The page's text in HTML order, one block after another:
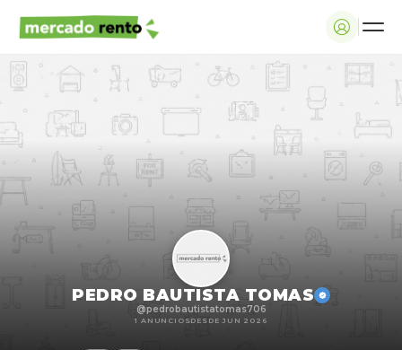
PEDRO BAUTISTA TOMAS
@pedrobautistatomas706
1 ANUNCIOSDESDE JUN 2026